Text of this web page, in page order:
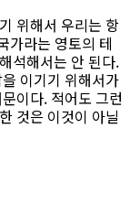
위해서 우리는 항
가라는 영토의 테
석해서는 안 된다.
이기기 위해서가
이다. 적어도 그런
것은 이것이 아닐